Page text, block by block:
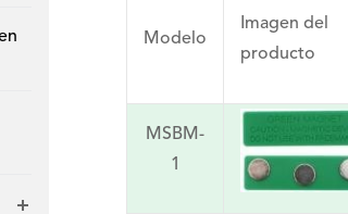
Modelo
Imagen del
producto
MSBM-
1